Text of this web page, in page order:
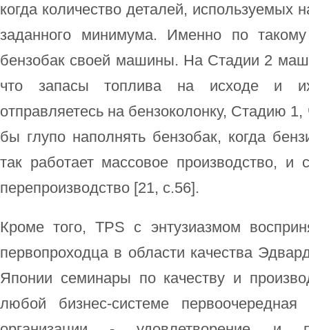
когда количество деталей, используемых
заданного минимума. Именно по
бензобак своей машины. На Стадии 2
что запасы топлива на исходе и
отправляетесь на бензоколонку, Стадию
бы глупо наполнять бензобак, когда
так работает массовое производство, и
перепроизводство [21, c.56].
Кроме того, TPS с энтузиазмом
первопроходца в области качества
Японии семинары по качеству и
любой бизнес-системе первоочередная